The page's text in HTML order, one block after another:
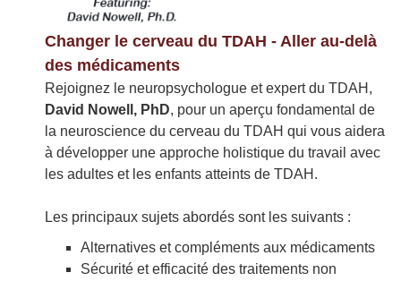
Changer le cerveau du TDAH - Aller au-delà
des médicaments
Rejoignez le neuropsychologue et expert du TDAH,
David Nowell, PhD, pour un aperçu fondamental de
la neuroscience du cerveau du TDAH qui vous aidera
à développer une approche holistique du travail avec
les adultes et les enfants atteints de TDAH.
Les principaux sujets abordés sont les suivants :
Alternatives et compléments aux médicaments
Sécurité et efficacité des traitements non